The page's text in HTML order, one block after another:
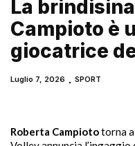
La
Campioto è
giocatrice
Luglio 7, 2026 SPORT
Roberta Campiototorna a